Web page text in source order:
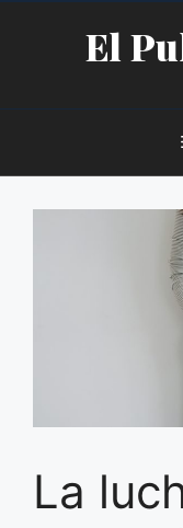
contenidoEl
La